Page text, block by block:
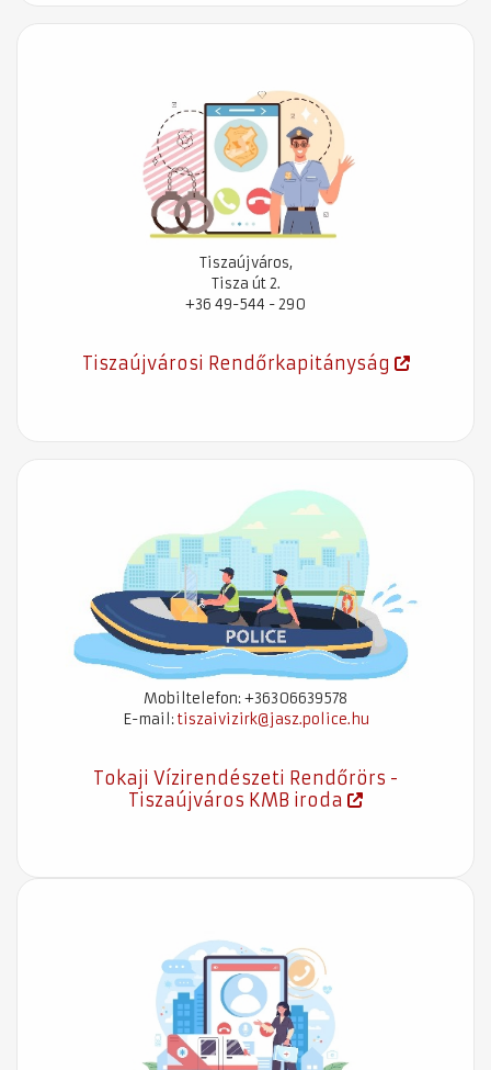
Tiszaújváros,
Tisza út 2.
+36 49-544 - 290
Tiszaújvárosi Rendőrkapitányság
Mobiltelefon: +36306639578
E-mail:tiszaivizirk@jasz.police.hu
Tokaji Vízirendészeti Rendőrörs -
Tiszaújváros KMB iroda
Tiszaújváros